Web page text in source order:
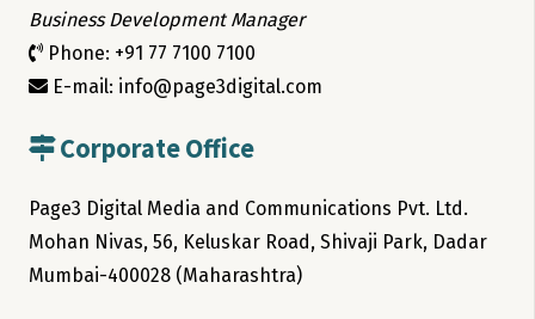
Business Development Manager
Phone: +91 77 7100 7100
E-mail: info@page3digital.com
Corporate Office
Page3 Digital Media and Communications Pvt. Ltd.
Mohan Nivas, 56, Keluskar Road, Shivaji Park, Dadar
Mumbai-400028 (Maharashtra)